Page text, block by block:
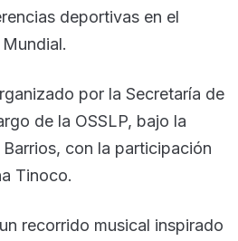
deportivas en el
por la Secretaría de
de la OSSLP, bajo la
con la participación
Tinoco.
recorrido musical inspirado